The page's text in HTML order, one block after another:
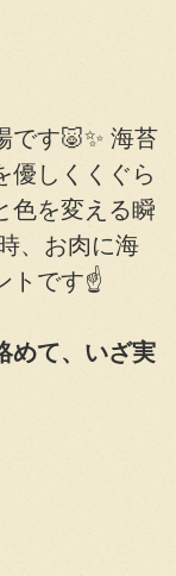
です🐷✨ 海苔
優しくくぐら
色を変える瞬
、お肉に海
トです☝️
めて、いざ実